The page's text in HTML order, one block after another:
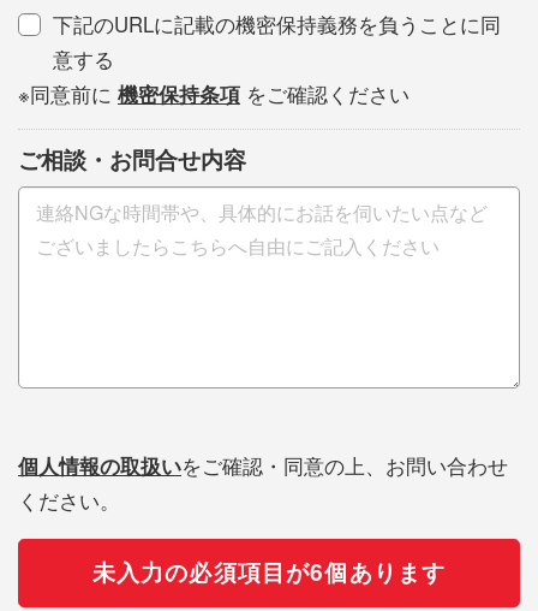
下記のURLに記載の機密保持義務を負うことに同
意する
※同意前に 機密保持条項 をご確認ください
ご相談・お問合せ内容
個人情報の取扱いをご確認・同意の上、お問い合わせ
ください。
未入力の必須項目が6個あります